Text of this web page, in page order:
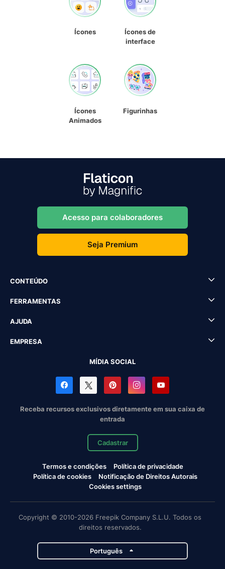
Ícones
Ícones de
interface
Ícones
Animados
Figurinhas
Acesso para colaboradores
Seja Premium
CONTEÚDO
FERRAMENTAS
AJUDA
EMPRESA
MÍDIA SOCIAL
Receba recursos exclusivos diretamente em sua caixa de
entrada
Cadastrar
Termos e condições
Política de privacidade
Política de cookies
Notificação de Direitos Autorais
Cookies settings
Copyright © 2010-2026 Freepik Company S.L.U. Todos os
direitos reservados.
Português